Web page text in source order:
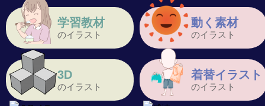
学習教材
のイラスト
動く素材
のイラスト
3D
のイラスト
着替イラスト
のイラスト